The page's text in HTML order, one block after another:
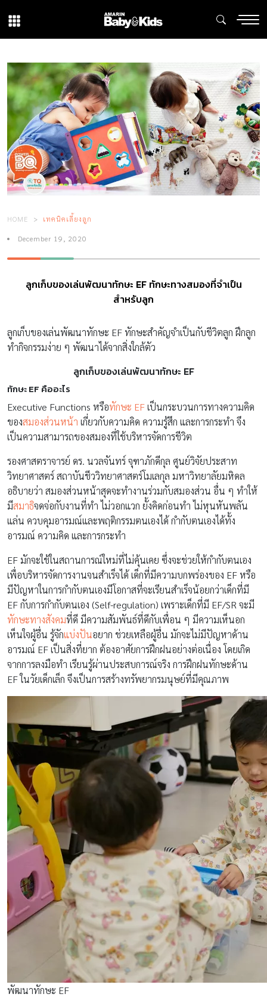
HOME เทคนิคเลี้ยงลูก
December 19, 2020
ลูกเก็บของเล่นพัฒนาทักษะ EF ทักษะทางสมองที่จำเป็น
สำหรับลูก
ลูกเก็บของเล่นพัฒนาทักษะ EF ทักษะสำคัญจำเป็นกับชีวิตลูก ฝึกลูก
ทำกิจกรรมง่าย ๆ พัฒนาได้จากสิ่งใกล้ตัว
ลูกเก็บของเล่นพัฒนาทักษะ EF
ทักษะ EF คืออะไร
Executive Functions หรือทักษะ EFเป็นกระบวนการทางความคิด
ของสมองส่วนหน้า เกี่ยวกับความคิด ความรู้สึก และการกระทำ จึง
เป็นความสามารถของสมองที่ใช้บริหารจัดการชีวิต
รองศาสตราจารย์ ดร. นวลจันทร์ จุฑาภักดีกุล ศูนย์วิจัยประสาท
วิทยาศาสตร์ สถาบันชีววิทยาศาสตร์โมเลกุล มหาวิทยาลัยมหิดล
อธิบายว่า สมองส่วนหน้าสุดจะทำงานร่วมกับสมองส่วน อื่น ๆ ทำให้
มีสมาธิจดจ่อกับงานที่ทำ ไม่วอกแวก ยั้งคิดก่อนทำ ไม่หุนหันพลัน
แล่น ควบคุมอารมณ์และพฤติกรรมตนเองได้ กำกับตนเองได้ทั้ง
อารมณ์ ความคิด และการกระทำ
EF มักจะใช้ในสถานการณ์ใหม่ที่ไม่คุ้นเคย ซึ่งจะช่วยให้กำกับตนเอง
เพื่อบริหารจัดการงานจนสำเร็จได้ เด็กที่มีความบกพร่องของ EF หรือ
มีปัญหาในการกำกับตนเองมีโอกาสที่จะเรียนสำเร็จน้อยกว่าเด็กที่มี
EF กับการกำกับตนเอง (Self-regulation) เพราะเด็กที่มี EF/SR จะมี
ทักษะทางสังคมที่ดี มีความสัมพันธ์ที่ดีกับเพื่อน ๆ มีความเห็นอก
เห็นใจผู้อื่น รู้จักแบ่งปันอยาก ช่วยเหลือผู้อื่น มักจะไม่มีปัญหาด้าน
อารมณ์ EF เป็นสิ่งที่ยาก ต้องอาศัยการฝึกฝนอย่างต่อเนื่อง โดยเกิด
จากการลงมือทำ เรียนรู้ผ่านประสบการณ์จริง การฝึกฝนทักษะด้าน
EF ในวัยเด็กเล็ก จึงเป็นการสร้างทรัพยากรมนุษย์ที่มีคุณภาพ
พัฒนาทักษะ EF